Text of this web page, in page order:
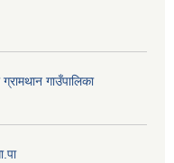
गाउँपालिका